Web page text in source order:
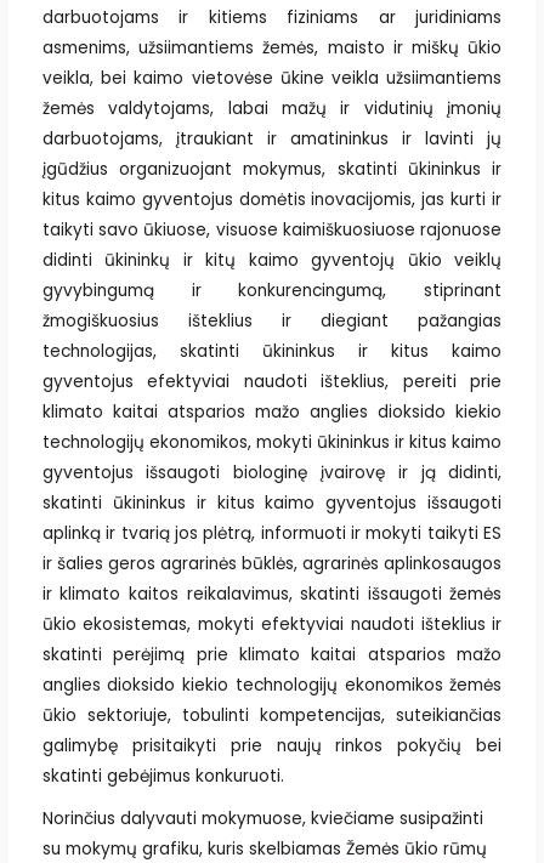
darbuotojams ir kitiems fiziniams ar juridiniams
asmenims, užsiimantiems žemės, maisto ir miškų ūkio
veikla, bei kaimo vietovėse ūkine veikla užsiimantiems
žemės valdytojams, labai mažų ir vidutinių įmonių
darbuotojams, įtraukiant ir amatininkus ir lavinti jų
įgūdžius organizuojant mokymus, skatinti ūkininkus ir
kitus kaimo gyventojus domėtis inovacijomis, jas kurti ir
taikyti savo ūkiuose, visuose kaimiškuosiuose rajonuose
didinti ūkininkų ir kitų kaimo gyventojų ūkio veiklų
gyvybingumą ir konkurencingumą, stiprinant
žmogiškuosius išteklius ir diegiant pažangias
technologijas, skatinti ūkininkus ir kitus kaimo
gyventojus efektyviai naudoti išteklius, pereiti prie
klimato kaitai atsparios mažo anglies dioksido kiekio
technologijų ekonomikos, mokyti ūkininkus ir kitus kaimo
gyventojus išsaugoti biologinę įvairovę ir ją didinti,
skatinti ūkininkus ir kitus kaimo gyventojus išsaugoti
aplinką ir tvarią jos plėtrą, informuoti ir mokyti taikyti ES
ir šalies geros agrarinės būklės, agrarinės aplinkosaugos
ir klimato kaitos reikalavimus, skatinti išsaugoti žemės
ūkio ekosistemas, mokyti efektyviai naudoti išteklius ir
skatinti perėjimą prie klimato kaitai atsparios mažo
anglies dioksido kiekio technologijų ekonomikos žemės
ūkio sektoriuje, tobulinti kompetencijas, suteikiančias
galimybę prisitaikyti prie naujų rinkos pokyčių bei
skatinti gebėjimus konkuruoti.
Norinčius dalyvauti mokymuose, kviečiame susipažinti
su mokymų grafiku, kuris skelbiamas Žemės ūkio rūmų